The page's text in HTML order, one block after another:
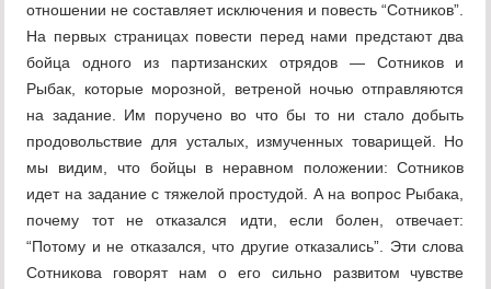
отношении не составляет исключения и повесть “Сотников”.
На первых страницах повести перед нами предстают два
бойца одного из партизанских отрядов — Сотников и
Рыбак, которые морозной, ветреной ночью отправляются
на задание. Им поручено во что бы то ни стало добыть
продовольствие для усталых, измученных товарищей. Но
мы видим, что бойцы в неравном положении: Сотников
идет на задание с тяжелой простудой. А на вопрос Рыбака,
почему тот не отказался идти, если болен, отвечает:
“Потому и не отказался, что другие отказались”. Эти слова
Сотникова говорят нам о его сильно развитом чувстве